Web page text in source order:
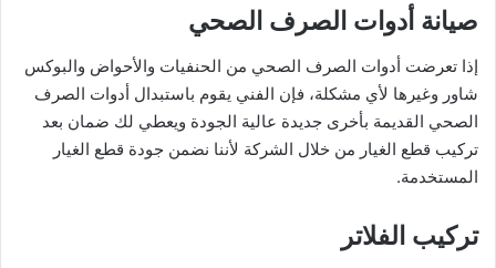
صيانة أدوات الصرف الصحي
إذا تعرضت أدوات الصرف الصحي من الحنفيات والأحواض والبوكس
شاور وغيرها لأي مشكلة، فإن الفني يقوم باستبدال أدوات الصرف
الصحي القديمة بأخرى جديدة عالية الجودة ويعطي لك ضمان بعد
تركيب قطع الغيار من خلال الشركة لأننا نضمن جودة قطع الغيار
المستخدمة.
تركيب الفلاتر